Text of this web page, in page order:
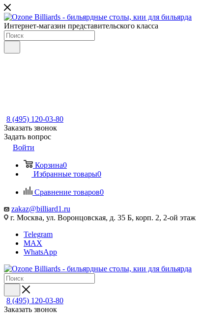
Интернет-магазин представительского класса
8 (495) 120-03-80
Заказать звонок
Задать вопрос
Войти
Корзина0
Избранные товары0
Сравнение товаров0
zakaz@billiard1.ru
г. Москва, ул. Воронцовская, д. 35 Б, корп. 2, 2-ой этаж
Telegram
MAX
WhatsApp
8 (495) 120-03-80
Заказать звонок